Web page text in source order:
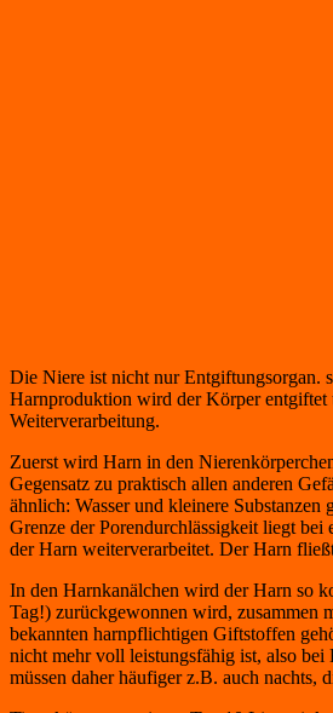
Die Niere ist nicht nur Entgiftungsorgan.
Harnproduktion wird der Körper entgiftet
Weiterverarbeitung.
Zuerst wird Harn in den
Gegensatz zu praktisch allen anderen
ähnlich: Wasser und kleinere
Grenze der Porendurchlässigkeit liegt
der Harn weiterverarbeitet. Der Harn
In den Harnkanälchen wird der Harn so
Tag!) zurückgewonnen wird, zusammen
bekannten harnpflichtigen Giftstoffen
nicht mehr voll leistungsfähig ist, also
müssen daher häufiger z.B. auch nachts,